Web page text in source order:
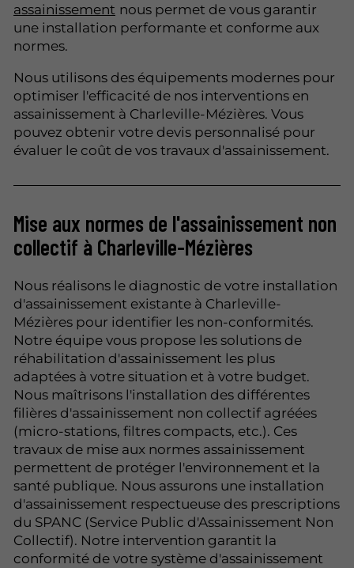
assainissement nous permet de vous garantir
une installation performante et conforme aux
normes.
Nous utilisons des équipements modernes pour
optimiser l'efficacité de nos interventions en
assainissement à Charleville-Mézières. Vous
pouvez obtenir votre devis personnalisé pour
évaluer le coût de vos travaux d'assainissement.
Mise aux normes de l'assainissement non
collectif à Charleville-Mézières
Nous réalisons le diagnostic de votre installation
d'assainissement existante à Charleville-
Mézières pour identifier les non-conformités.
Notre équipe vous propose les solutions de
réhabilitation d'assainissement les plus
adaptées à votre situation et à votre budget.
Nous maîtrisons l'installation des différentes
filières d'assainissement non collectif agréées
(micro-stations, filtres compacts, etc.). Ces
travaux de mise aux normes assainissement
permettent de protéger l'environnement et la
santé publique. Nous assurons une installation
d'assainissement respectueuse des prescriptions
du SPANC (Service Public d'Assainissement Non
Collectif). Notre intervention garantit la
conformité de votre système d'assainissement